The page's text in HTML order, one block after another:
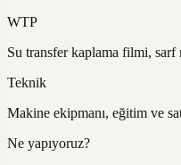
WTP
Su transfer kaplama filmi,
Teknik
Makine ekipmanı, eğitim ve
Ne yapıyoruz?